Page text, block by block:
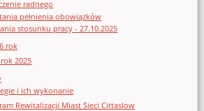
radnego
pełnienia obowiązków
stosunku pracy - 27.10.2025
rok
2025
i ich wykonanie
Rewitalizacji Miast Sieci Cittaslow